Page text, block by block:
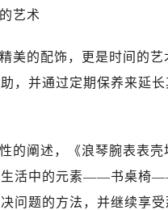
艺术
美的配饰，更是时间的
，并通过定期保养来延
的阐述，《浪琴腕表表
生活中的元素——书桌椅
问题的方法，并继续享受